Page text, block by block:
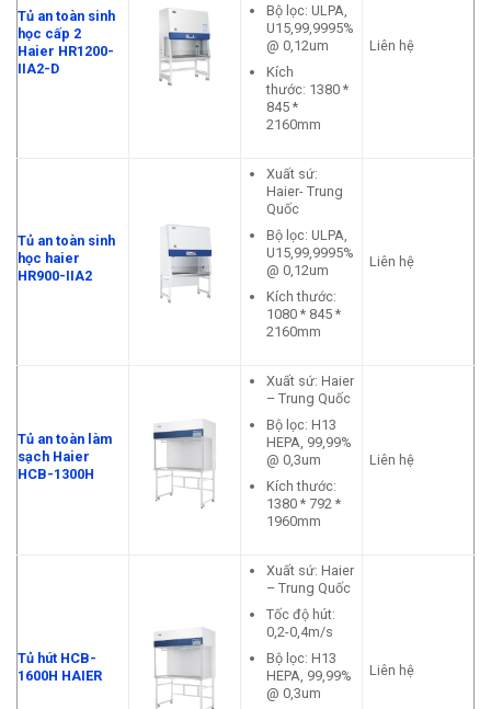
Tủ an toàn sinh
học cấp 2
Haier HR1200-
IIA2-D
Bộ lọc: ULPA,
U15,99,9995%
@ 0,12um
Kích
thước: 1380 *
845 *
2160mm
Liên hệ
Tủ an toàn sinh
học haier
HR900-IIA2
Xuất sứ:
Haier- Trung
Quốc
Bộ lọc: ULPA,
U15,99,9995%
@ 0,12um
Kích thước:
1080 * 845 *
2160mm
Liên hệ
Tủ an toàn làm
sạch Haier
HCB-1300H
Xuất sứ: Haier
– Trung Quốc
Bộ lọc: H13
HEPA, 99,99%
@ 0,3um
Kích thước:
1380 * 792 *
1960mm
Liên hệ
Tủ hút HCB-
1600H HAIER
Xuất sứ: Haier
– Trung Quốc
Tốc độ hút:
0,2-0,4m/s
Bộ lọc: H13
HEPA, 99,99%
@ 0,3um
Liên hệ